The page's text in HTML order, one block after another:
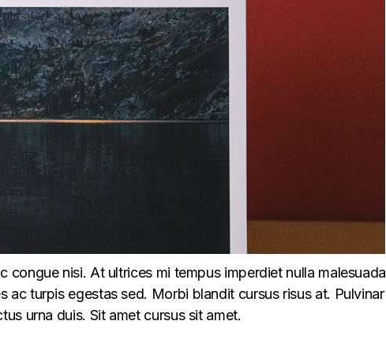
congue nisi. At ultrices mi tempus imperdiet nulla malesuada
ac turpis egestas sed. Morbi blandit cursus risus at. Pulvinar
urna duis. Sit amet cursus sit amet.